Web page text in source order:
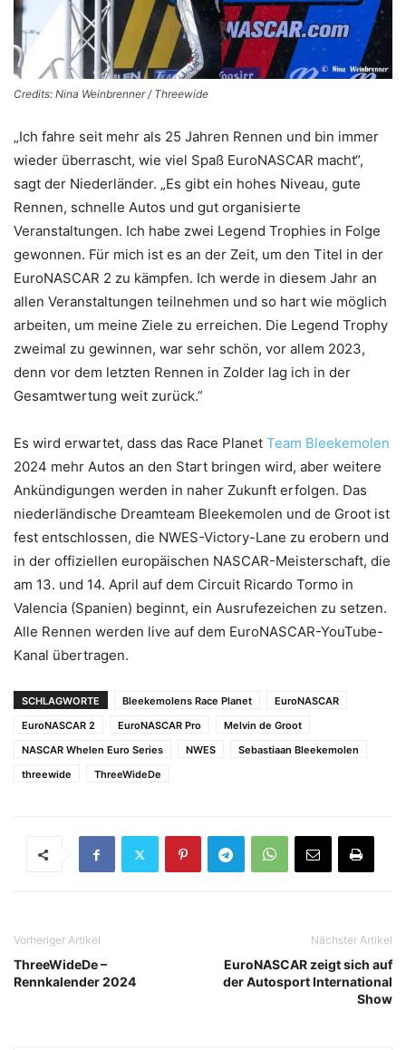
Credits: Nina Weinbrenner / Threewide
„Ich fahre seit mehr als 25 Jahren Rennen und bin immer
wieder überrascht, wie viel Spaß EuroNASCAR macht“,
sagt der Niederländer. „Es gibt ein hohes Niveau, gute
Rennen, schnelle Autos und gut organisierte
Veranstaltungen. Ich habe zwei Legend Trophies in Folge
gewonnen. Für mich ist es an der Zeit, um den Titel in der
EuroNASCAR 2 zu kämpfen. Ich werde in diesem Jahr an
allen Veranstaltungen teilnehmen und so hart wie möglich
arbeiten, um meine Ziele zu erreichen. Die Legend Trophy
zweimal zu gewinnen, war sehr schön, vor allem 2023,
denn vor dem letzten Rennen in Zolder lag ich in der
Gesamtwertung weit zurück.”
Es wird erwartet, dass das Race Planet Team Bleekemolen
2024 mehr Autos an den Start bringen wird, aber weitere
Ankündigungen werden in naher Zukunft erfolgen. Das
niederländische Dreamteam Bleekemolen und de Groot ist
fest entschlossen, die NWES-Victory-Lane zu erobern und
in der offiziellen europäischen NASCAR-Meisterschaft, die
am 13. und 14. April auf dem Circuit Ricardo Tormo in
Valencia (Spanien) beginnt, ein Ausrufezeichen zu setzen.
Alle Rennen werden live auf dem EuroNASCAR-YouTube-
Kanal übertragen.
SCHLAGWORTE Bleekemolens Race Planet
EuroNASCAR
EuroNASCAR 2
EuroNASCAR Pro
Melvin de Groot
NASCAR Whelen Euro Series
NWES
Sebastiaan Bleekemolen
threewide
ThreeWideDe
Vorheriger Artikel
ThreeWideDe –
Rennkalender 2024
Nächster Artikel
EuroNASCAR zeigt sich auf
der Autosport International
Show